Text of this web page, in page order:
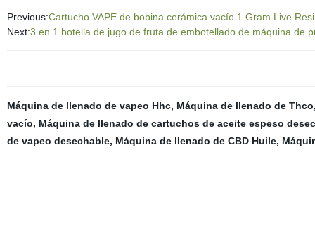
Previous:Cartucho VAPE de bobina cerámica vacío 1 Gram Live
Next:3 en 1 botella de jugo de fruta de embotellado de máquina de
Máquina de llenado de vapeo Hhc, Máquina de llenado de Thco
vacío, Máquina de llenado de cartuchos de aceite espeso
de vapeo desechable, Máquina de llenado de CBD Huile,